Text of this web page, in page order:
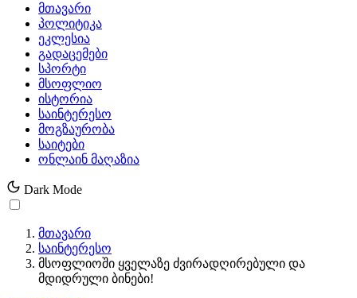
მთავარი
პოლიტიკა
ეკლესია
გადაცემები
სპორტი
მსოფლიო
ისტორია
საინტერესო
მოგზაურობა
საიტები
ონლაინ მაღაზია
Dark Mode
მთავარი
საინტერესო
მსოფლიოში ყველაზე ძვირადღირებული და
მდიდრული ბინები!